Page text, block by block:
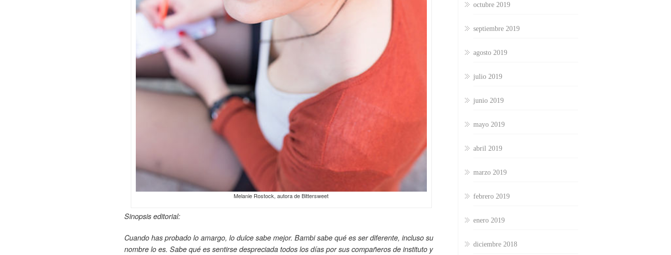
Melanie Rostock, autora de Bittersweet
Sinopsis editorial:
Cuando has probado lo amargo, lo dulce sabe mejor. Bambi sabe qué es ser diferente, incluso su
nombre lo es. Sabe qué es sentirse despreciada todos los días por sus compañeros de instituto y
octubre 2019
septiembre 2019
agosto 2019
julio 2019
junio 2019
mayo 2019
abril 2019
marzo 2019
febrero 2019
enero 2019
diciembre 2018